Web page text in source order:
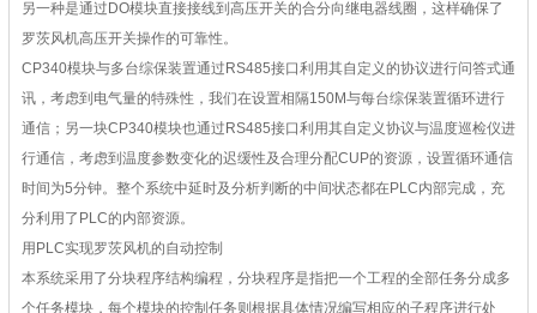
另一种是通过DO模块直接接线到高压开关的合分向继电器线圈，这样确保了
罗茨风机高压开关操作的可靠性。
CP340模块与多台综保装置通过RS485接口利用其自定义的协议进行问答式通
讯，考虑到电气量的特殊性，我们在设置相隔150M与每台综保装置循环进行
通信；另一块CP340模块也通过RS485接口利用其自定义协议与温度巡检仪进
行通信，考虑到温度参数变化的迟缓性及合理分配CUP的资源，设置循环通信
时间为5分钟。整个系统中延时及分析判断的中间状态都在PLC内部完成，充
分利用了PLC的内部资源。
用PLC实现罗茨风机的自动控制
本系统采用了分块程序结构编程，分块程序是指把一个工程的全部任务分成多
个任务模块，每个模块的控制任务则根据具体情况编写相应的子程序进行处